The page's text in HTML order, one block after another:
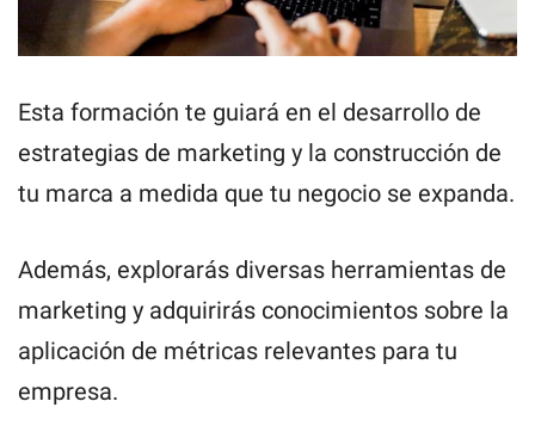
Esta formación te guiará en el desarrollo de
estrategias de marketing y la construcción de
tu marca a medida que tu negocio se expanda.
Además, explorarás diversas herramientas de
marketing y adquirirás conocimientos sobre la
aplicación de métricas relevantes para tu
empresa.